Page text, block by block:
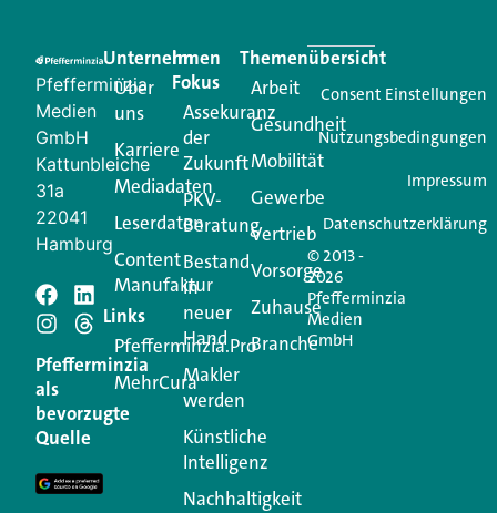
Creator für Ihre Kundenkommunikation. Alles, was
Ihren Vertriebsalltag leichter macht. Mit nur einem
Login.
Jetzt anmelden
Schreiben Sie einen
Kommentar
Ihre E-Mail-Adresse wird nicht veröffentlicht.
Erforderliche Felder sind mit
Kommentar
Pfefferminzia
Medien
GmbH
Kattunbleiche
31a
22041
Hamburg
Pfefferminzia
als
bevorzugte
Quelle
Unternehmen
Über
uns
Karriere
Mediadaten
Leserdaten
Content
Manufaktur
Links
Pfefferminzia.Pro
MehrCura
Im
Fokus
Assekuranz
der
Zukunft
PKV-
Beratung
Bestand
in
neuer
Hand
Makler
werden
Künstliche
Intelligenz
Nachhaltigkeit
Themenübersicht
Arbeit
Gesundheit
Mobilität
Gewerbe
Vertrieb
Vorsorge
Zuhause
Branche
© 2013 -
2026
Pfefferminzia
Medien
GmbH
Consent Einstellungen
Nutzungsbedingungen
Impressum
Datenschutzerklärung